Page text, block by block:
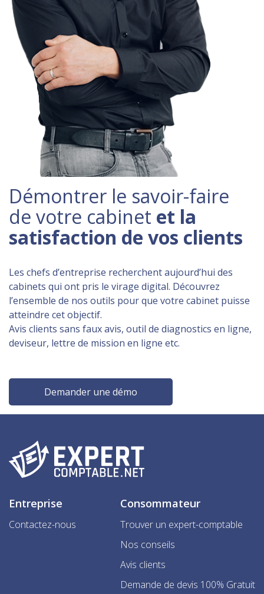
Démontrer le savoir-faire
de votre cabinet et la
satisfaction de vos clients
Les chefs d’entreprise recherchent aujourd’hui des
cabinets qui ont pris le virage digital. Découvrez
l’ensemble de nos outils pour que votre cabinet puisse
atteindre cet objectif.
Avis clients sans faux avis, outil de diagnostics en ligne,
deviseur, lettre de mission en ligne etc.
Demander une démo
Entreprise
Contactez-nous
Consommateur
Trouver un expert-comptable
Nos conseils
Avis clients
Demande de devis 100% Gratuit